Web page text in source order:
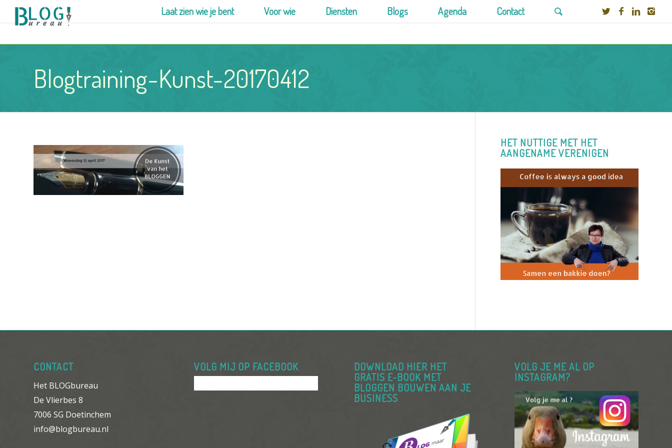
Laat zien wie je bent Voor wie Diensten Blogs Agenda Contact
Blogtraining-Kunst-20170412
HET NUTTIGE MET HET
AANGENAME VERENIGEN
CONTACT
Het BLOGbureau
De Vlierbes 8
7006 SG Doetinchem
info@blogbureau.nl
VOLG MIJ OP FACEBOOK
DOWNLOAD HIER HET
GRATIS E-BOOK MET
BLOGGEN BOUWEN AAN JE
BUSINESS
VOLG JE ME AL OP
INSTAGRAM?